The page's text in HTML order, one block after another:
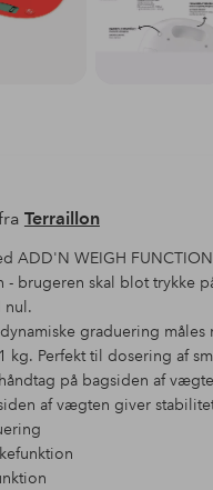
Terraillon
ADD'N WEIGH
- brugeren skal blot trykke
nul.
graduering
kg. Perfekt til dosering af
på bagsiden af
af vægten giver